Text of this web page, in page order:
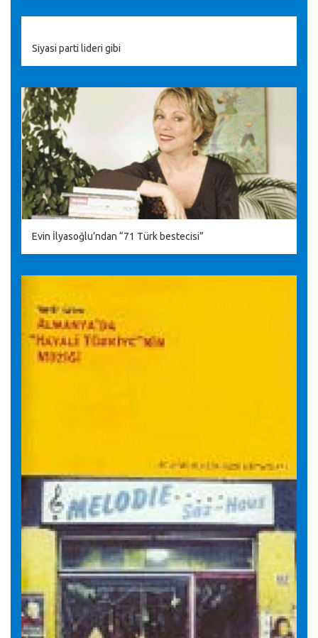
Siyasi parti lideri gibi
Evin İlyasoğlu’ndan “71 Türk bestecisi”